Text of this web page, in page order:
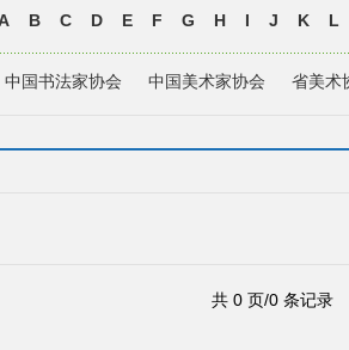
B C D E F G H I J K L
中国书法家协会 中国美术家协会 省美术
共 0 页/0 条记录